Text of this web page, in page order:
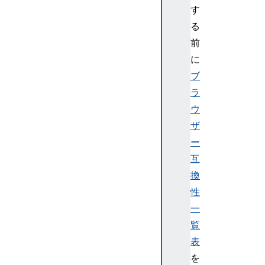
す
る
前
に
ブ
ラ
ウ
ザ
ー
互
換
性
一
覧
表
を